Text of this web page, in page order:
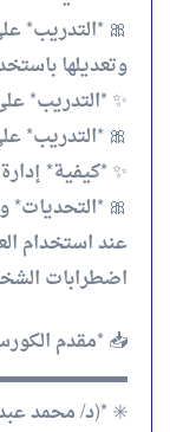
🎀 *التدريب*
وتعديلها
✨ *التدريب*
🎀 *التدريب*
✨ *كيفية*
🎀 *التحديات*
عند استخدام
اضطرابات
📥 *مقدم
✳️ *(د/ محمد